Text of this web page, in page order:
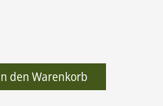
den Warenkorb